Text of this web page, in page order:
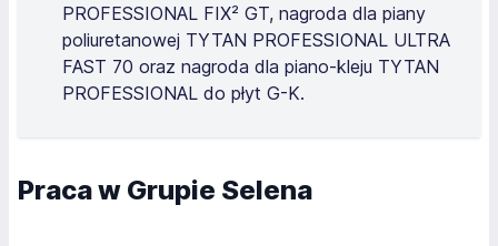
PROFESSIONAL FIX² GT, nagroda dla piany
poliuretanowej TYTAN PROFESSIONAL ULTRA
FAST 70 oraz nagroda dla piano-kleju TYTAN
PROFESSIONAL do płyt G-K.
Praca w Grupie Selena